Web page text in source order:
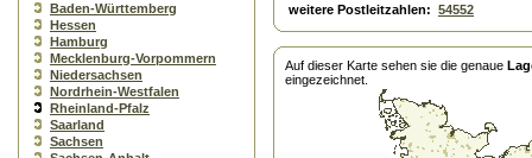
Baden-Württemberg
Hessen
Hamburg
Mecklenburg-Vorpommern
Niedersachsen
Nordrhein-Westfalen
Rheinland-Pfalz
Saarland
Sachsen
weitere Postleitzahlen: 54552
Auf dieser Karte sehen sie die genaue
eingezeichnet.